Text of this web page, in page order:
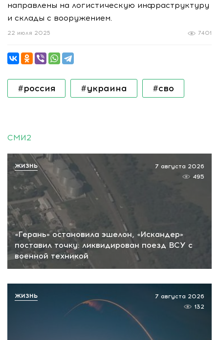
направлены на логистическую инфраструктуру
и склады с вооружением.
7401
22 июля 2025
#россия #украина #сво
СМИ2
«Герань» остановила эшелон, «Искандер»
поставил точку: ликвидирован поезд ВСУ с
военной техникой
7 августа 2026
495
ЖИЗНЬ
7 августа 2026
132
ЖИЗНЬ